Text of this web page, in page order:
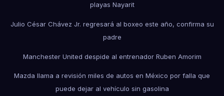
playas Nayarit
Julio César Chávez Jr. regresará al boxeo este año, confirma su
padre
Manchester United despide al entrenador Ruben Amorim
Mazda llama a revisión miles de autos en México por falla que
puede dejar al vehículo sin gasolina